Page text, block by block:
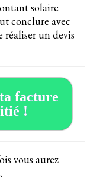
solaire
conclure avec
réaliser un devis
facture
!
vous aurez